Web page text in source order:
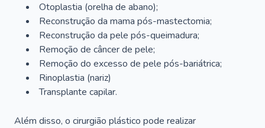
Otoplastia (orelha de abano);
Reconstrução da mama pós-mastectomia;
Reconstrução da pele pós-queimadura;
Remoção de câncer de pele;
Remoção do excesso de pele pós-bariátrica;
Rinoplastia (nariz)
Transplante capilar.
Além disso, o cirurgião plástico pode realizar